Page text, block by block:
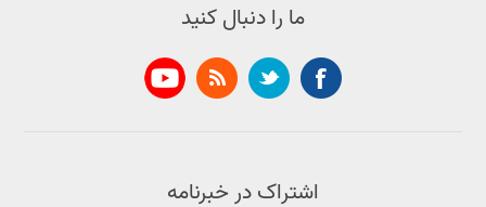
ما را دنبال کنید
اشتراک در خبرنامه